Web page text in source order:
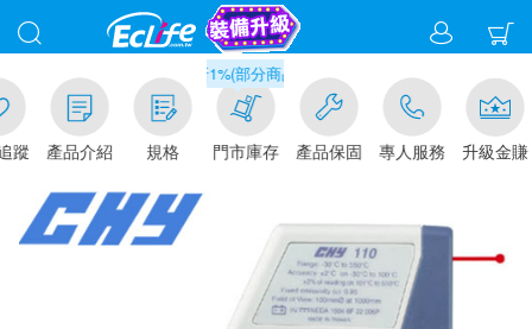
蹤 產品介紹 規格
滿千元門市取貨現折1%(部分商品不適用)-請點我看
門市庫存 產品保固 專人服務 升級金賺